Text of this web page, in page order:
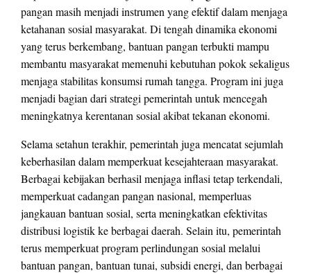
pangan masih menjadi instrumen yang efektif dalam menjaga
ketahanan sosial masyarakat. Di tengah dinamika ekonomi
yang terus berkembang, bantuan pangan terbukti mampu
membantu masyarakat memenuhi kebutuhan pokok sekaligus
menjaga stabilitas konsumsi rumah tangga. Program ini juga
menjadi bagian dari strategi pemerintah untuk mencegah
meningkatnya kerentanan sosial akibat tekanan ekonomi.
Selama setahun terakhir, pemerintah juga mencatat sejumlah
keberhasilan dalam memperkuat kesejahteraan masyarakat.
Berbagai kebijakan berhasil menjaga inflasi tetap terkendali,
memperkuat cadangan pangan nasional, memperluas
jangkauan bantuan sosial, serta meningkatkan efektivitas
distribusi logistik ke berbagai daerah. Selain itu, pemerintah
terus memperkuat program perlindungan sosial melalui
bantuan pangan, bantuan tunai, subsidi energi, dan berbagai